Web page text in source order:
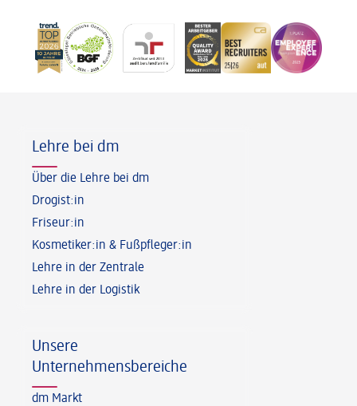
Lehre bei dm
Über die Lehre bei dm
Drogist:in
Friseur:in
Kosmetiker:in & Fußpfleger:in
Lehre in der Zentrale
Lehre in der Logistik
Unsere
Unternehmensbereiche
dm Markt